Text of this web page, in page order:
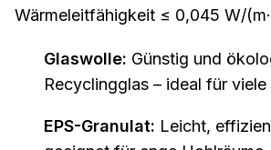
Wärmeleitfähigkeit ≤ 0,045 W/
Glaswolle: Günstig und
Recyclingglas – ideal für
EPS-Granulat: Leicht,